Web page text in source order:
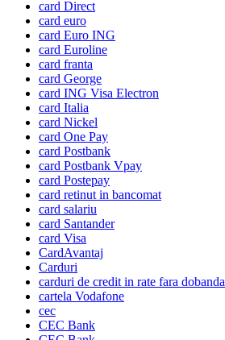
card Direct
card euro
card Euro ING
card Euroline
card franta
card George
card ING Visa Electron
card Italia
card Nickel
card One Pay
card Postbank
card Postbank Vpay
card Postepay
card retinut in bancomat
card salariu
card Santander
card Visa
CardAvantaj
Carduri
carduri de credit in rate fara dobanda
cartela Vodafone
cec
CEC Bank